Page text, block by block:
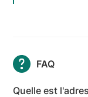
FAQ
Quelle est